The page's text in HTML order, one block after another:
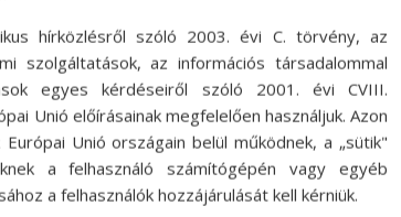
hírközlésről szóló 2003. évi C. törvény, az
szolgáltatások, az információs társadalommal
egyes kérdéseiről szóló 2001. évi CVIII.
Unió előírásainak megfelelően használjuk. Azon
Unió országain belül működnek, a „sütik"
a felhasználó számítógépén vagy egyéb
a felhasználók hozzájárulását kell kérniük.